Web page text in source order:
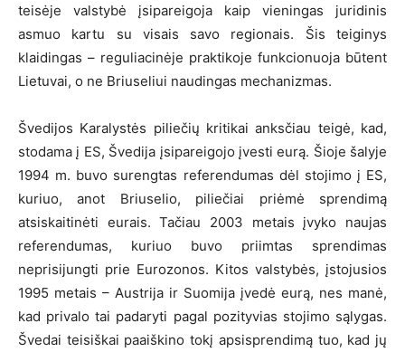
teisėje valstybė įsipareigoja kaip vieningas juridinis
asmuo kartu su visais savo regionais. Šis teiginys
klaidingas – reguliacinėje praktikoje funkcionuoja būtent
Lietuvai, o ne Briuseliui naudingas mechanizmas.
Švedijos Karalystės piliečių kritikai anksčiau teigė, kad,
stodama į ES, Švedija įsipareigojo įvesti eurą. Šioje šalyje
1994 m. buvo surengtas referendumas dėl stojimo į ES,
kuriuo, anot Briuselio, piliečiai priėmė sprendimą
atsiskaitinėti eurais. Tačiau 2003 metais įvyko naujas
referendumas, kuriuo buvo priimtas sprendimas
neprisijungti prie Eurozonos. Kitos valstybės, įstojusios
1995 metais – Austrija ir Suomija įvedė eurą, nes manė,
kad privalo tai padaryti pagal pozityvias stojimo sąlygas.
Švedai teisiškai paaiškino tokį apsisprendimą tuo, kad jų